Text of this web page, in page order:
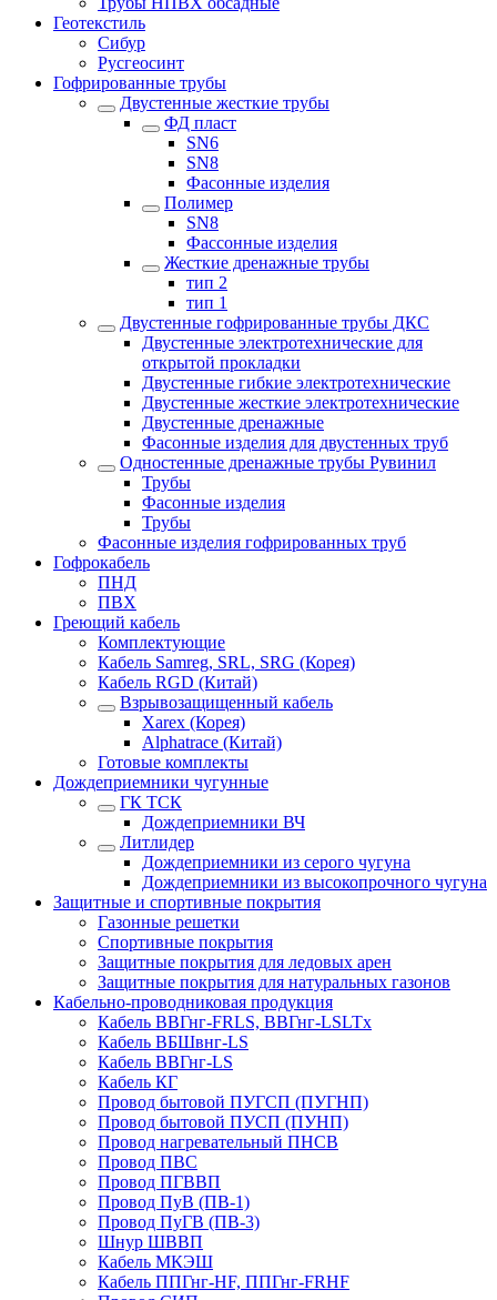
Геотекстиль
Сибур
Русгеосинт
Гофрированные трубы
Двустенные жесткие трубы
ФД пласт
SN6
SN8
Фасонные изделия
Полимер
SN8
Фассонные изделия
Жесткие дренажные трубы
тип 2
тип 1
Двустенные гофрированные трубы ДКС
Двустенные электротехнические для
открытой прокладки
Двустенные гибкие электротехнические
Двустенные жесткие электротехнические
Двустенные дренажные
Фасонные изделия для двустенных труб
Одностенные дренажные трубы Рувинил
Трубы
Фасонные изделия
Трубы
Фасонные изделия гофрированных труб
Гофрокабель
ПНД
ПВХ
Греющий кабель
Комплектующие
Кабель Samreg, SRL, SRG (Корея)
Кабель RGD (Китай)
Взрывозащищенный кабель
Xarex (Корея)
Alphatrace (Китай)
Готовые комплекты
Дождеприемники чугунные
ГК ТСК
Дождеприемники ВЧ
Литлидер
Дождеприемники из серого чугуна
Дождеприемники из высокопрочного чугуна
Защитные и спортивные покрытия
Газонные решетки
Спортивные покрытия
Защитные покрытия для ледовых арен
Защитные покрытия для натуральных газонов
Кабельно-проводниковая продукция
Кабель ВВГнг-FRLS, ВВГнг-LSLTx
Кабель ВБШвнг-LS
Кабель ВВГнг-LS
Кабель КГ
Провод бытовой ПУГСП (ПУГНП)
Провод бытовой ПУСП (ПУНП)
Провод нагревательный ПНСВ
Провод ПВС
Провод ПГВВП
Провод ПуВ (ПВ-1)
Провод ПуГВ (ПВ-3)
Шнур ШВВП
Кабель МКЭШ
Кабель ППГнг-HF, ППГнг-FRHF